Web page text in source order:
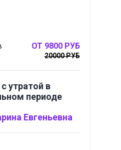
ОТ 9800 РУБ
20000 РУБ
утратой в
периоде
Евгеньевна